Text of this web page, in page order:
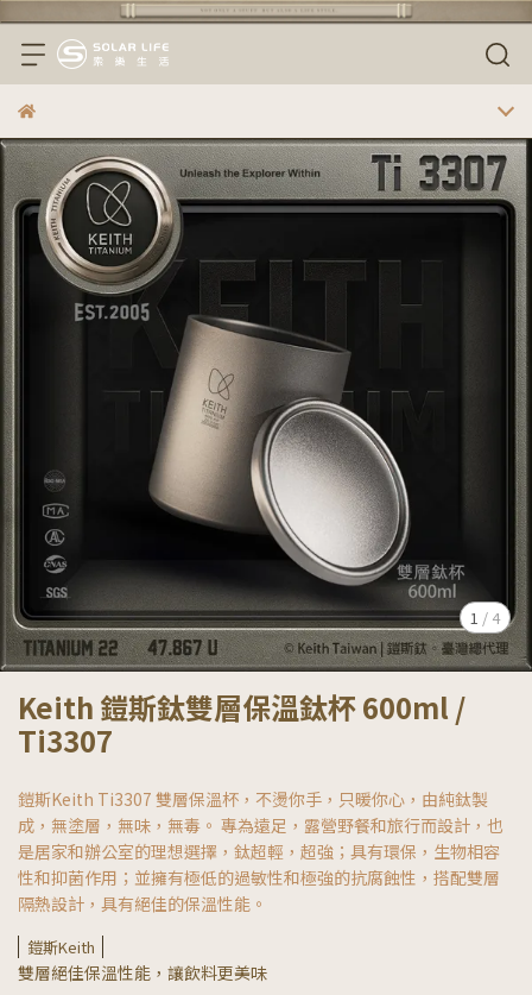
1 / 4
Keith 鎧斯鈦雙層保溫鈦杯 600ml /
Ti3307
鎧斯Keith Ti3307 雙層保溫杯，不燙你手，只暖你心，由純鈦製
成，無塗層，無味，無毒。 專為遠足，露營野餐和旅行而設計，也
是居家和辦公室的理想選擇，鈦超輕，超強；具有環保，生物相容
性和抑菌作用；並擁有極低的過敏性和極強的抗腐蝕性，搭配雙層
隔熱設計，具有絕佳的保溫性能。
鎧斯Keith
雙層絕佳保溫性能，讓飲料更美味